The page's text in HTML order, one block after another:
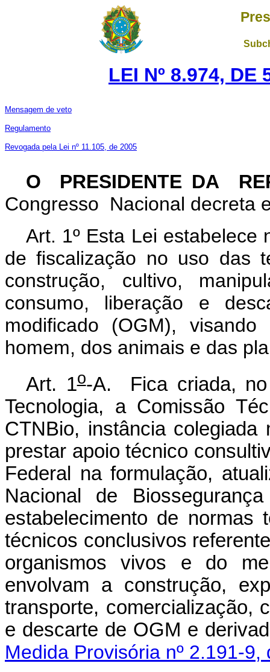
LEI Nº 8.974, DE
Mensagem de veto
Regulamento
Revogada pela Lei nº 11.105, de 2005
O PRESIDENTE DA
Congresso Nacional decreta
Art. 1º Esta Lei estabelece
de fiscalização no uso das
construção, cultivo,
consumo, liberação e
modificado (OGM),
homem, dos animais e das
Art. 1o-A. Fica criada, no
Tecnologia, a Comissão
CTNBio, instância colegiada
prestar apoio técnico
Federal na formulação,
Nacional de
estabelecimento de normas
técnicos conclusivos
organismos vivos e do
envolvam a construção,
transporte, comercialização,
e descarte de
Medida Provisória nº 2.191-9,